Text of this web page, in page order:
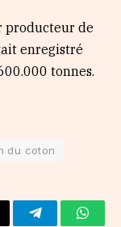
producteur de
enregistré
tonnes.
du coton